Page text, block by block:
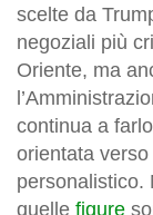
scelte da
negoziali più
Oriente, ma
continua a
orientata
personalistico.
quelle figure